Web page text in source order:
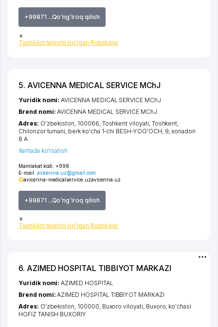
+99871 ...Qo'ng'iroq qilish
Tashkilot tegishli bo'lgan Rubrikalar
5. AVICENNA MEDICAL SERVICE MChJ
Mamlakat kodi: +998
E-mail: avicenna.uz@gmail.com
avicenna-medicalservice.uzavicenna.uz
+99871 ...Qo'ng'iroq qilish
Tashkilot tegishli bo'lgan Rubrikalar
Yuridik nomi:AVICENNA MEDICAL SERVICE MChJ
Brend nomi:AVICENNA MEDICAL SERVICE MChJ
Adres: O'zbekiston, 100066, Toshkent viloyati Toshkent
Chilonzor tumani berk ko'cha 1-chi BESH-YOG'OCH , 9, xonadon
8 A
Xaritada ko'rsatish
6. AZIMED HOSPITAL TIBBIYOT MARKAZI
Yuridik nomi:AZIMED HOSPITAL
Brend nomi:AZIMED HOSPITAL TIBBIYOT MARKAZI
Adres: O'zbekiston, 100000, Buxoro viloyati Buxoro ko'chasi
HOFIZ TANISH BUXORIY